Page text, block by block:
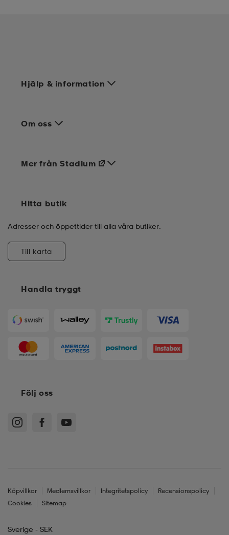
Hjälp & information
Om oss
Handla tryggt
Mer från Stadium
Hitta butik
Adresser och öppettider till alla våra butiker.
Till karta
Följ oss
Köpvillkor Medlemsvillkor Integritetspolicy
Recensionspolicy
Cookies
Sitemap
Sverige - SEK